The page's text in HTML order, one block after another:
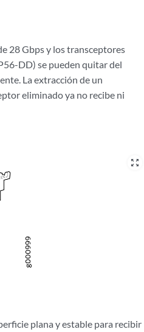
28 Gbps y los transceptores
DD) se pueden quitar del
La extracción de un
eliminado ya no recibe ni
zoom_out_map
plana y estable para recibir